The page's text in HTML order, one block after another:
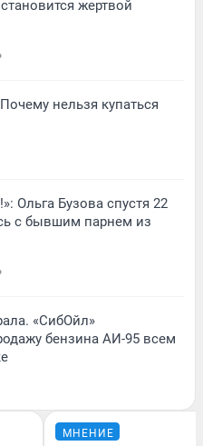
жертвой
нельзя купаться
Ольга Бузова спустя 22
с бывшим парнем из
«СибОйл»
бензина АИ-95 всем
МНЕНИЕ